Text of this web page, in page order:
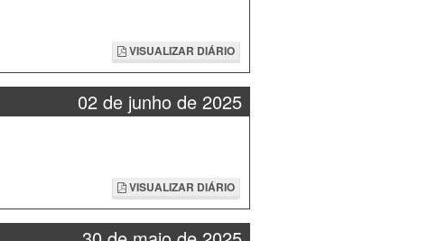
VISUALIZAR DIÁRIO
02 de junho de 2025
VISUALIZAR DIÁRIO